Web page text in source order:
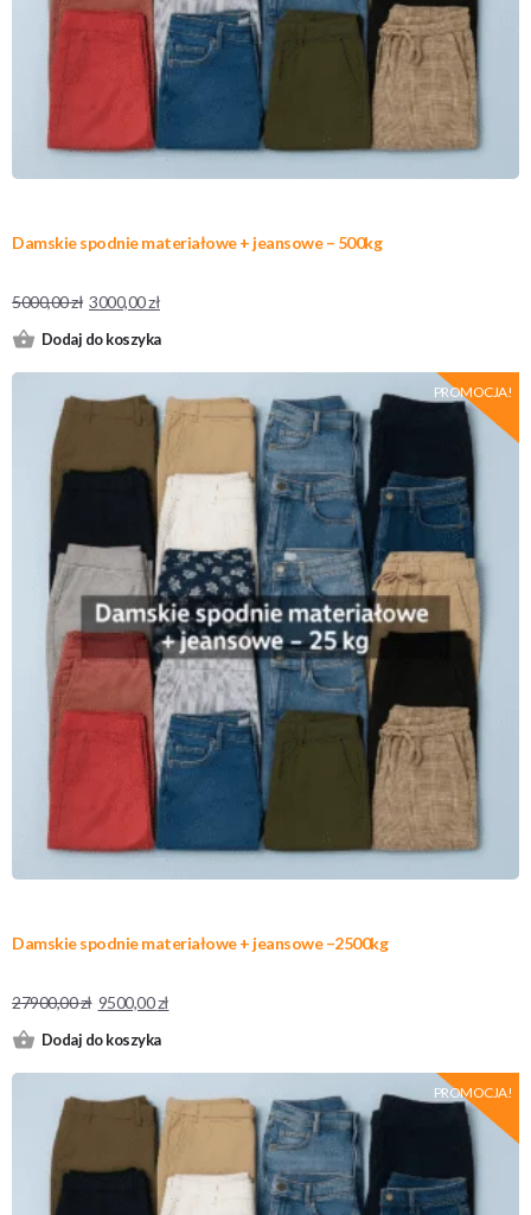
Damskie spodnie materiałowe + jeansowe – 500kg
5000,00zł 3000,00zł
Dodaj do koszyka
PROMOCJA!
Damskie spodnie materiałowe + jeansowe –2500kg
27900,00zł 9500,00zł
Dodaj do koszyka
PROMOCJA!